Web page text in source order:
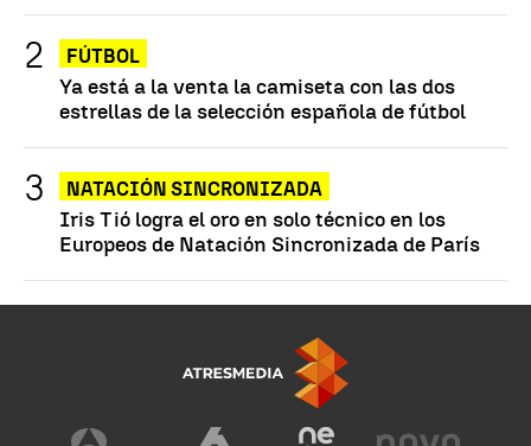
FÚTBOL
Ya está a la venta la camiseta con las dos
estrellas de la selección española de fútbol
NATACIÓN SINCRONIZADA
Iris Tió logra el oro en solo técnico en los
Europeos de Natación Sincronizada de París